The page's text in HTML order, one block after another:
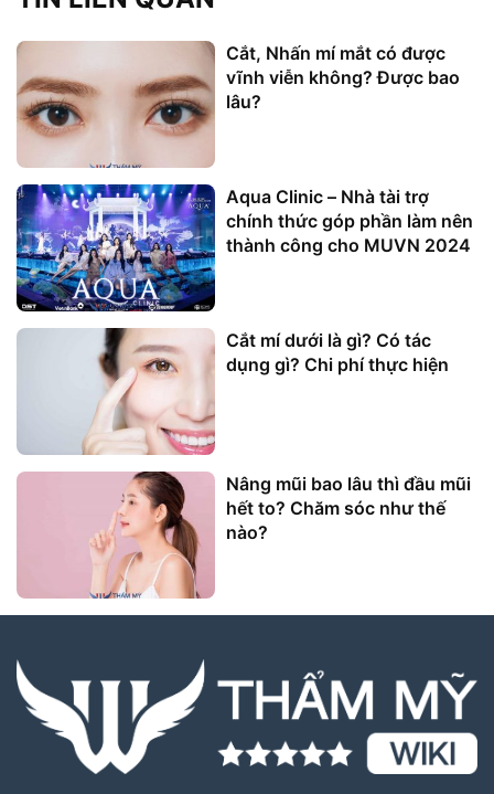
Cắt, Nhấn mí mắt có được
vĩnh viễn không? Được bao
lâu?
Aqua Clinic – Nhà tài trợ
chính thức góp phần làm nên
thành công cho MUVN 2024
Cắt mí dưới là gì? Có tác
dụng gì? Chi phí thực hiện
Nâng mũi bao lâu thì đầu mũi
hết to? Chăm sóc như thế
nào?